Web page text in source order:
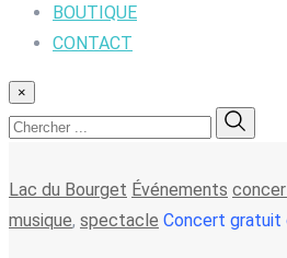
BOUTIQUE
CONTACT
×
Lac du Bourget Événements
musique, spectacle Concert gratuit